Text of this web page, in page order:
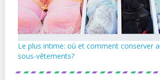
Le plus intime: où et comment conserver
sous-vêtements?